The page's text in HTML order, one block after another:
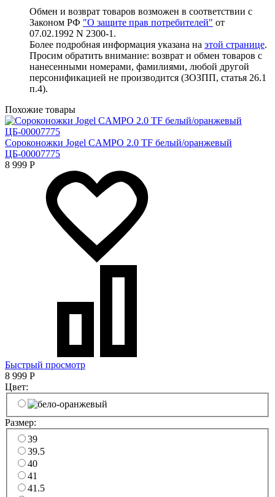
Обмен и возврат товаров возможен в соответствии с
Законом РФ "О защите прав потребителей" от
07.02.1992 N 2300-1.
Более подробная информация указана на этой странице.
Просим обратить внимание: возврат и обмен товаров с
нанесенными номерами, фамилиями, любой другой
персонификацией не производится (ЗОЗПП, статья 26.1
п.4).
Похожие товары
Сороконожки Jogel CAMPO 2.0 TF белый/оранжевый
ЦБ-00007775
8 999 Р
Быстрый просмотр
8 999 Р
Цвет:
Размер:
39
39.5
40
41
41.5